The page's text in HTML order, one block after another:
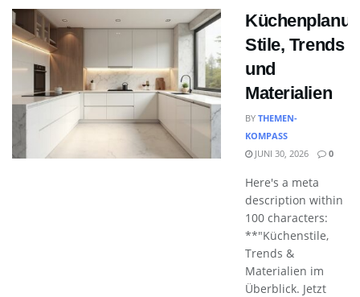
Stile, Trends
und
Materialien
BY THEMEN-
KOMPASS
JUNI 30, 2026
0
Here's a meta
description within
100 characters:
**"Küchenstile,
Trends &
Materialien im
Überblick. Jetzt